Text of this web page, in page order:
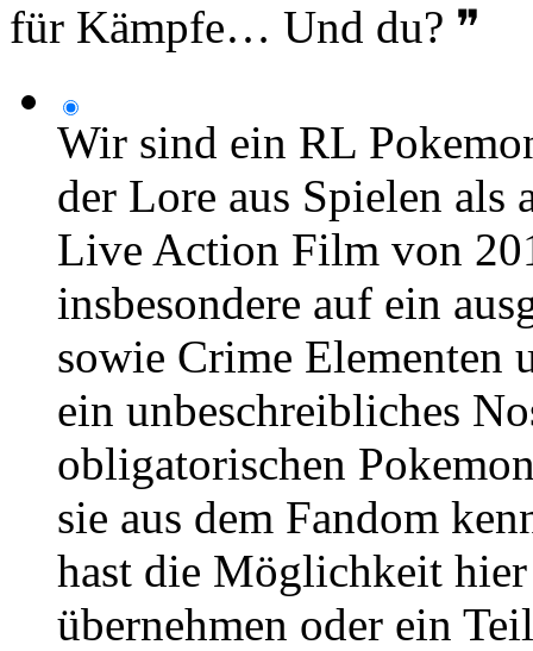
für Kämpfe… Und du? ❞
Wir sind ein RL
der Lore aus Spielen als
Live Action Film von
insbesondere auf ein
sowie Crime Elementen
ein unbeschreibliches
obligatorischen
sie aus dem Fandom
hast die Möglichkeit
übernehmen oder ein